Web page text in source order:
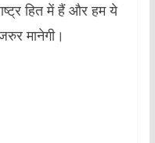
हित में हैं और हम ये
मानेगी।